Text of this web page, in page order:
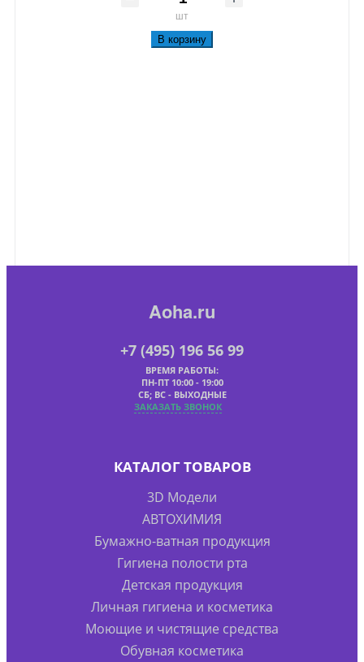
шт
В корзину
Aoha.ru
+7 (495) 196 56 99
ВРЕМЯ РАБОТЫ:
ПН-ПТ 10:00 - 19:00
СБ; ВС - ВЫХОДНЫЕ
ЗАКАЗАТЬ ЗВОНОК
КАТАЛОГ ТОВАРОВ
3D Модели
АВТОХИМИЯ
Бумажно-ватная продукция
Гигиена полости рта
Детская продукция
Личная гигиена и косметика
Моющие и чистящие средства
Обувная косметика